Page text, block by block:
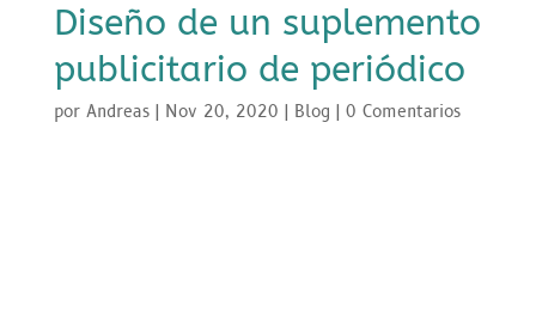
Diseño de un suplemento
publicitario de periódico
por Andreas| Nov 20, 2020 | Blog | 0 Comentarios